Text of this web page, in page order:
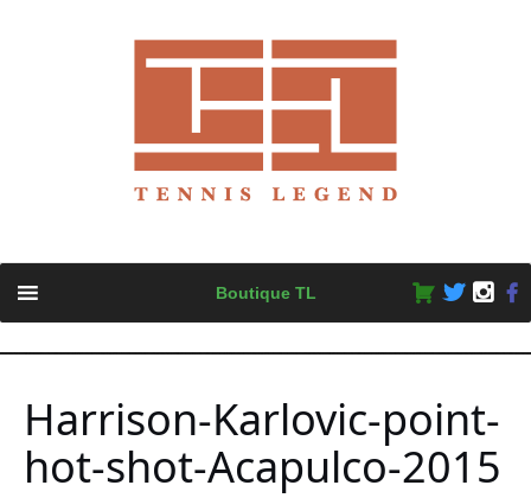
content
Boutique TL
Harrison-Karlovic-point-
hot-shot-Acapulco-2015